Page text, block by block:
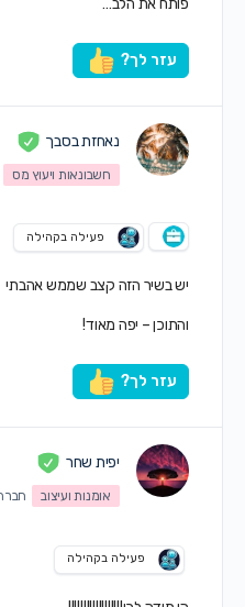
פותח את הלב…
עזר לך?
נאחזת בסבך
חשבונאות ויעוץ מס
פעילה בקהילה
יש בשיר הזה קצב שממש אהבתי
והתוכן – יפה מאוד!
עזר לך?
יפית שחר
אומנות ועיצוב חברה
פעילה בקהילה